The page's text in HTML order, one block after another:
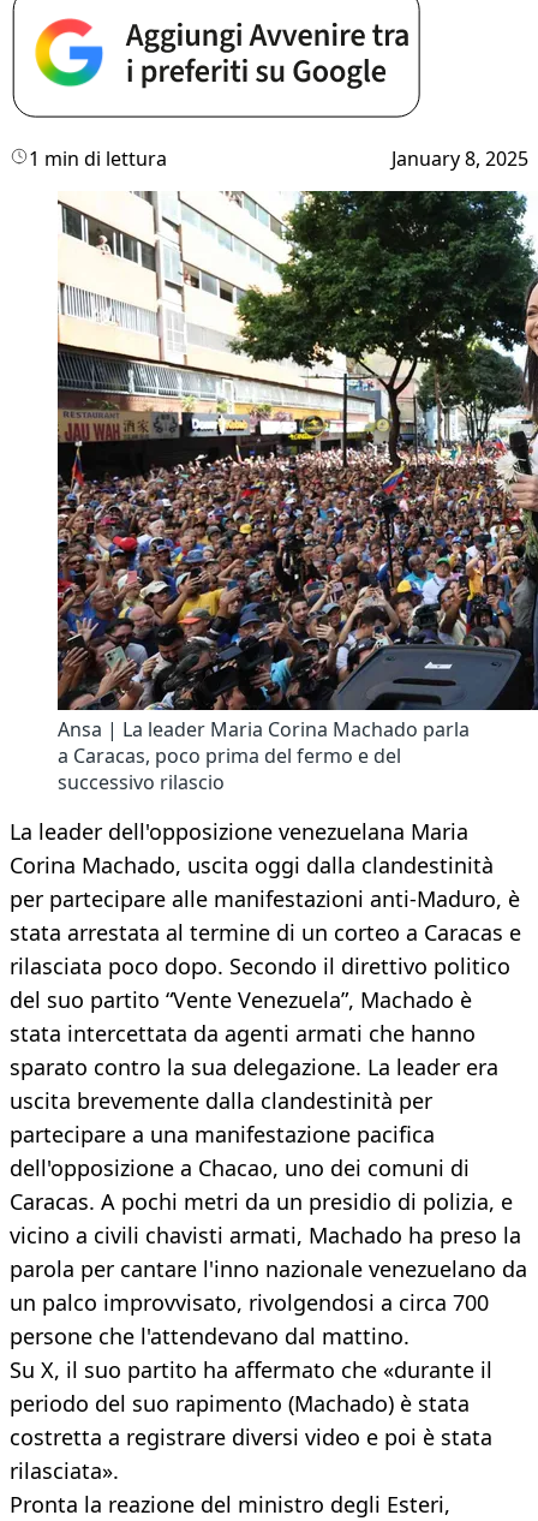
1 min di lettura January 8, 2025
Ansa | La leader Maria Corina Machado parla
a Caracas, poco prima del fermo e del
successivo rilascio
La leader dell'opposizione venezuelana Maria
Corina Machado, uscita oggi dalla clandestinità
per partecipare alle manifestazioni anti-Maduro, è
stata arrestata al termine di un corteo a Caracas e
rilasciata poco dopo. Secondo il direttivo politico
del suo partito “Vente Venezuela”, Machado è
stata intercettata da agenti armati che hanno
sparato contro la sua delegazione. La leader era
uscita brevemente dalla clandestinità per
partecipare a una manifestazione pacifica
dell'opposizione a Chacao, uno dei comuni di
Caracas. A pochi metri da un presidio di polizia, e
vicino a civili chavisti armati, Machado ha preso la
parola per cantare l'inno nazionale venezuelano da
un palco improvvisato, rivolgendosi a circa 700
persone che l'attendevano dal mattino.
Su X, il suo partito ha affermato che «durante il
periodo del suo rapimento (Machado) è stata
costretta a registrare diversi video e poi è stata
rilasciata».
Pronta la reazione del ministro degli Esteri,